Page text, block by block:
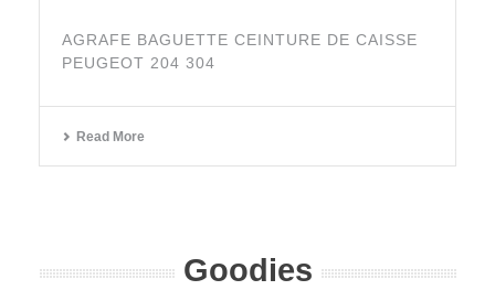
AGRAFE BAGUETTE CEINTURE DE CAISSE
PEUGEOT 204 304
Read More
Goodies